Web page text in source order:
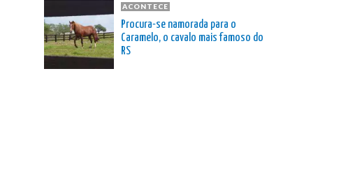
ACONTECE
Procura-se namorada para o
Caramelo, o cavalo mais famoso do
RS